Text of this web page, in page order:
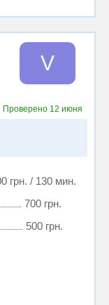
V
Проверено 12 июня
грн. / 130 мин.
700 грн.
500 грн.